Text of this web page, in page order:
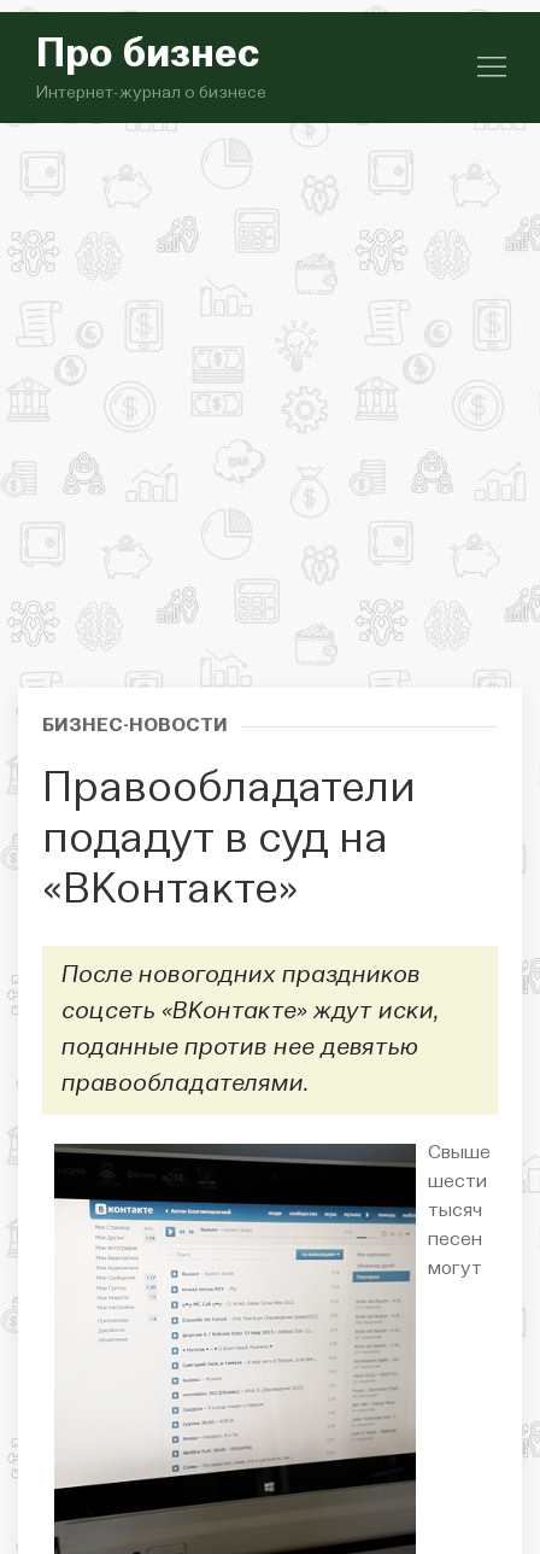
Про бизнес
Интернет-журнал о бизнесе
БИЗНЕС-НОВОСТИ
Правообладатели
подадут в суд на
«ВКонтакте»
После новогодних праздников
соцсеть «ВКонтакте» ждут иски,
поданные против нее девятью
правообладателями.
Свыше
шести
тысяч
песен
могут